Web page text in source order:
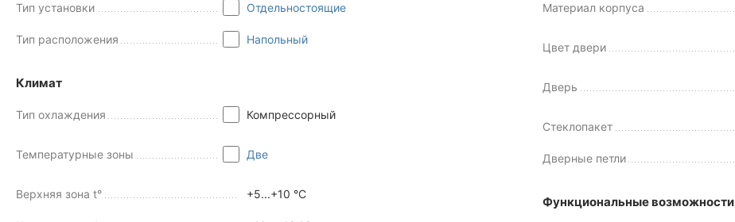
Тип установки Отдельностоящие
Тип расположения Напольный
Климат
Тип охлаждения Компрессорный
Температурные зоны Две
Верхняя зона t° +5...+10 °С
Материал корпуса
Цвет двери
Дверь
Стеклопакет
Дверные петли
Функциональные возможности